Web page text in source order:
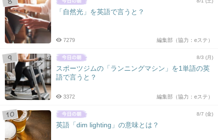
「自然光」を英語で言うと？
編集部（協力：eステ）
7279
8/3 (月)
スポーツジムの「ランニングマシン」を1単語の英
語で言うと？
編集部（協力：eステ）
3372
8/7 (金)
英語「dim lighting」の意味とは？